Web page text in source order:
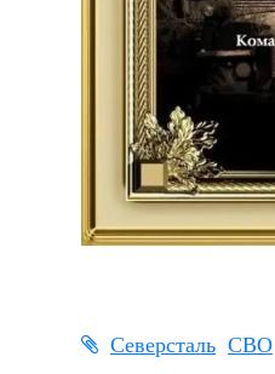
Северсталь СВО